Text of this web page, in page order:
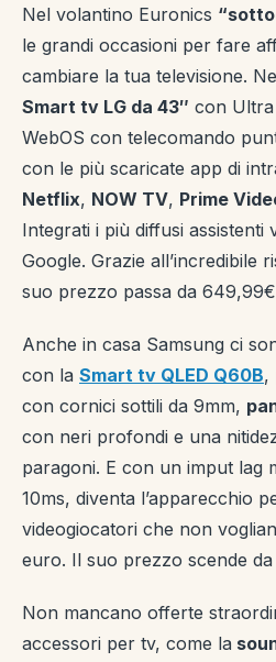
Nel volantino Euronics
le grandi occasioni per fare
cambiare la tua televisione.
Smart tv LG da 43″ con Ultra
WebOS con telecomando
con le più scaricate app di
Netflix, NOW TV, Prime
Integrati i più diffusi assistenti
Google. Grazie all’incredibile
suo prezzo passa da 649,99€
Anche in casa Samsung ci
con la Smart tv QLED Q60B,
con cornici sottili da 9mm,
con neri profondi e una
paragoni. E con un imput lag
10ms, diventa l’apparecchio
videogiocatori che non
euro. Il suo prezzo scende
Non mancano offerte
accessori per tv, come la